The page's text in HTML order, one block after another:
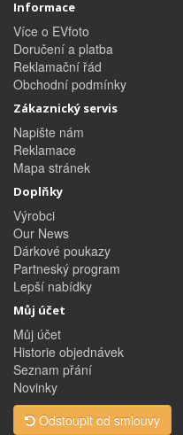
Informace
Více o EVfoto
Doručení a platba
Reklamační řád
Obchodní podmínky
Zákaznický servis
Napište nám
Reklamace
Mapa stránek
Doplňky
Výrobci
Our News
Dárkové poukazy
Partneský program
Lepší nabídky
Můj účet
Můj účet
Historie objednávek
Seznam přání
Novinky
Odstoupit od smlouvy